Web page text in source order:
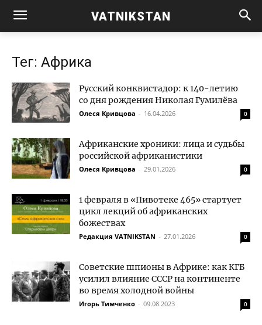
VATNIKSTAN
Тег: Африка
Русский конквистадор: к 140-летию
со дня рождения Николая Гумилёва
Олеся Кривцова - 16.04.2026 0
Африканские хроники: лица и судьбы
российской африканистики
Олеся Кривцова - 29.01.2026 0
1 февраля в «Пивотеке 465» стартует
цикл лекций об африканских
божествах
Редакция VATNIKSTAN - 27.01.2026 0
Советские шпионы в Африке: как КГБ
усилил влияние СССР на континенте
во время холодной войны
Игорь Тимченко - 09.08.2023 0